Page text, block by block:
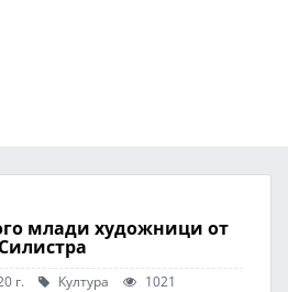
млади художници от
Силистра
г. Култура 1021